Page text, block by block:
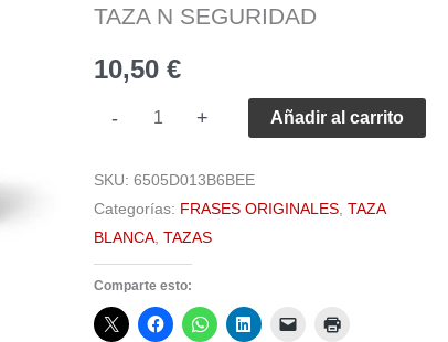
TAZA N SEGURIDAD
10,50 €
-
cantidad
+ Añadir al carrito
SKU: 6505D013B6BEE
Categorías: FRASES ORIGINALES, TAZA
BLANCA, TAZAS
Comparte esto: